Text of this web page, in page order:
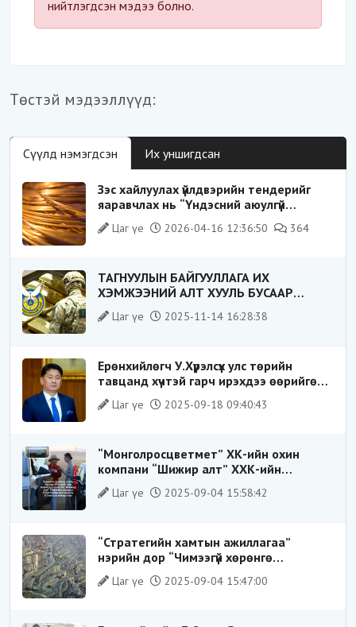
нийтлэгдсэн мэдээ болно.
Төстэй мэдээллүүд:
Сүүлд нэмэгдсэн Их уншигдсан
Зэс хайлуулах үйлдвэрийн тендерийг
яаравчлах нь “Үндэсний аюулгүй
байдал“-д эрсдэлтэй юу?
Цаг үе 2026-04-16 12:36:50 364
ТАГНУУЛЫН БАЙГУУЛЛАГА ИХ
ХЭМЖЭЭНИЙ АЛТ ХУУЛЬ БУСААР
ХИЛЭЭР ГАРГАХ ГЭЖ БАЙСАН
ҮЙЛДЛИЙГ ТАСЛАН ЗОГСООЛОО
Цаг үе 2025-11-14 16:28:38
Ерөнхийлөгч У.Хүрэлсүх улс төрийн
тавцанд хүчтэй гарч ирэхдээ өөрийгөө
шударга ёсны төлөө тэмцэгч, “хуучин
тогтолцооны хонгилыг нураагч” гэсэн
Цаг үе 2025-09-18 09:40:43
“Монголросцветмет” ХК-ийн охин
компани “Шижир алт” ХХК-ийн
Гүйцэтгэх захирлаар ажиллаж байсан
О.Баттөмөрт холбогдох хэрэг хаашаа
Цаг үе 2025-09-04 15:58:42
“Стратегийн хамтын ажиллагаа”
нэрийн дор “Чимээгүй хөрөнгө
хуримтлал”
Цаг үе 2025-09-04 15:47:00